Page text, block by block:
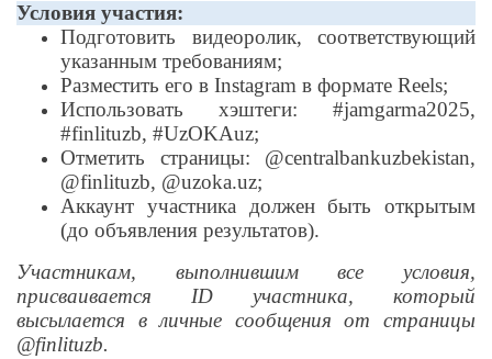
Условия участия:
Подготовить видеоролик, соответствующий
указанным требованиям;
Разместить его в Instagram в формате Reels;
Использовать хэштеги: #jamgarma2025,
#finlituzb, #UzOKAuz;
Отметить страницы: @centralbankuzbekistan,
@finlituzb, @uzoka.uz;
Аккаунт участника должен быть открытым
(до объявления результатов).
Участникам, выполнившим все условия,
присваивается ID участника, который
высылается в личные сообщения от страницы
@finlituzb.